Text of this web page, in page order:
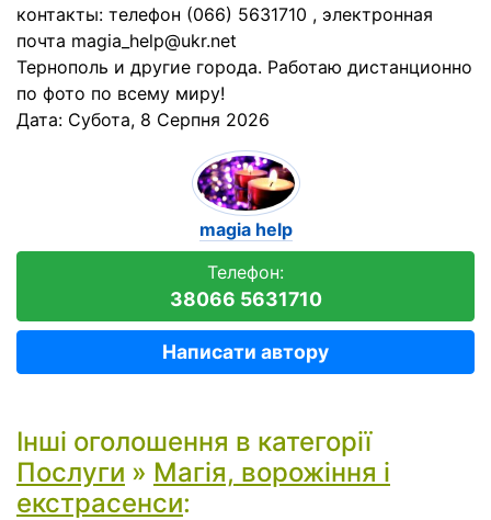
контакты: телефон (066) 5631710 , электронная
почта magia_help@ukr.net
Тернополь и другие города. Работаю дистанционно
по фото по всему миру!
Дата: Субота, 8 Серпня 2026
magia help
Телефон:
38066 5631710
Написати автору
Інші оголошення в категорії
Послуги » Магія, ворожіння і
екстрасенси: